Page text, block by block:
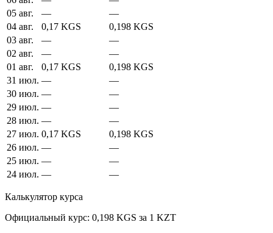
05 авг.
—
—
04 авг.
0,17 KGS
0,198 KGS
03 авг.
—
—
02 авг.
—
—
01 авг.
0,17 KGS
0,198 KGS
31 июл. —
—
30 июл. —
—
29 июл. —
—
28 июл. —
—
27 июл. 0,17 KGS
0,198 KGS
26 июл. —
—
25 июл. —
—
24 июл. — —
Калькулятор курса
Официальный курс: 0,198 KGS за 1 KZT